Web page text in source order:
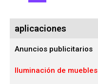
aplicaciones
Anuncios publicitarios
Iluminación de muebles